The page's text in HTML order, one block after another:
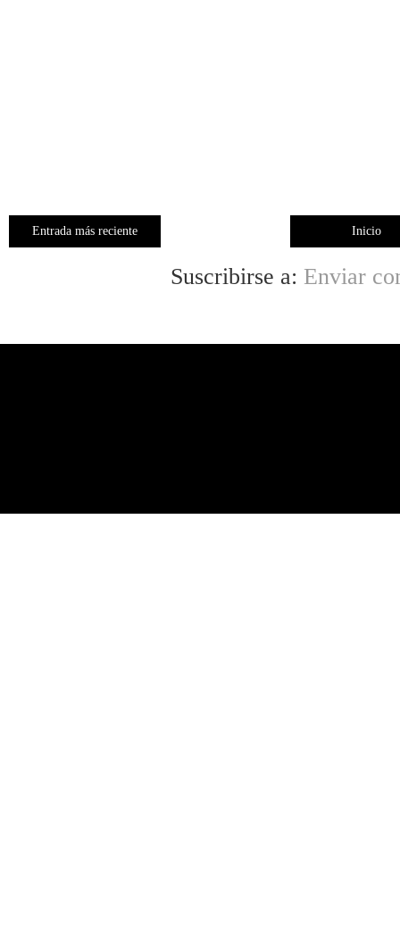
Entrada más reciente Inicio
Suscribirse a: Enviar